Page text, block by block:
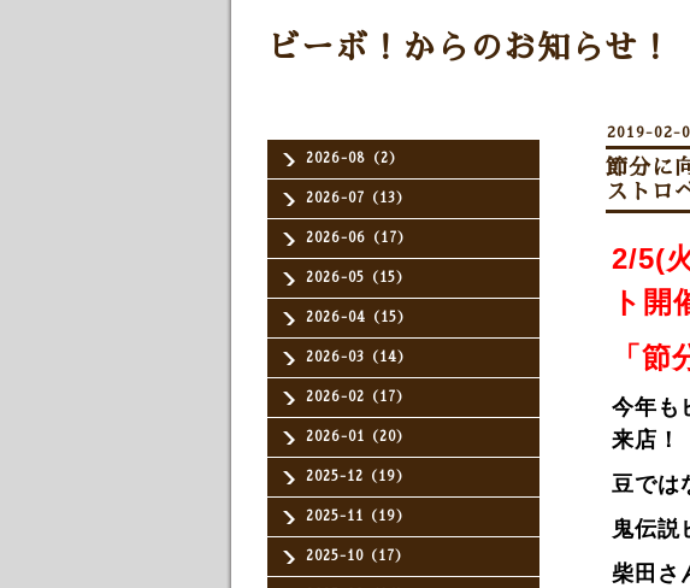
2026-08（2）
2026-07（13）
2026-06（17）
2026-05（15）
2026-04（15）
2026-03（14）
2026-02（17）
2026-01（20）
2025-12（19）
2025-11（19）
2025-10（17）
ビーボ！からのお知らせ！
2019-02-
節分に
ストロ
2/5(
ト開
「
今年も
来店！
豆では
鬼伝説
柴田さ